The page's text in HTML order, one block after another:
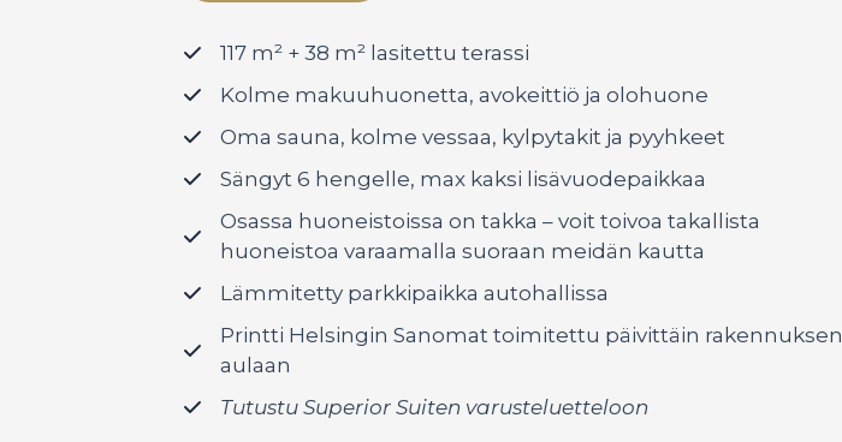
117 m² + 38 m² lasitettu terassi
Kolme makuuhuonetta, avokeittiö ja olohuone
Oma sauna, kolme vessaa, kylpytakit ja pyyhkeet
Sängyt 6 hengelle, max kaksi lisävuodepaikkaa
Osassa huoneistoissa on takka – voit toivoa takallista
huoneistoa varaamalla suoraan meidän kautta
Lämmitetty parkkipaikka autohallissa
Printti Helsingin Sanomat toimitettu päivittäin rakennuksen
aulaan
Tutustu Superior Suiten varusteluetteloon